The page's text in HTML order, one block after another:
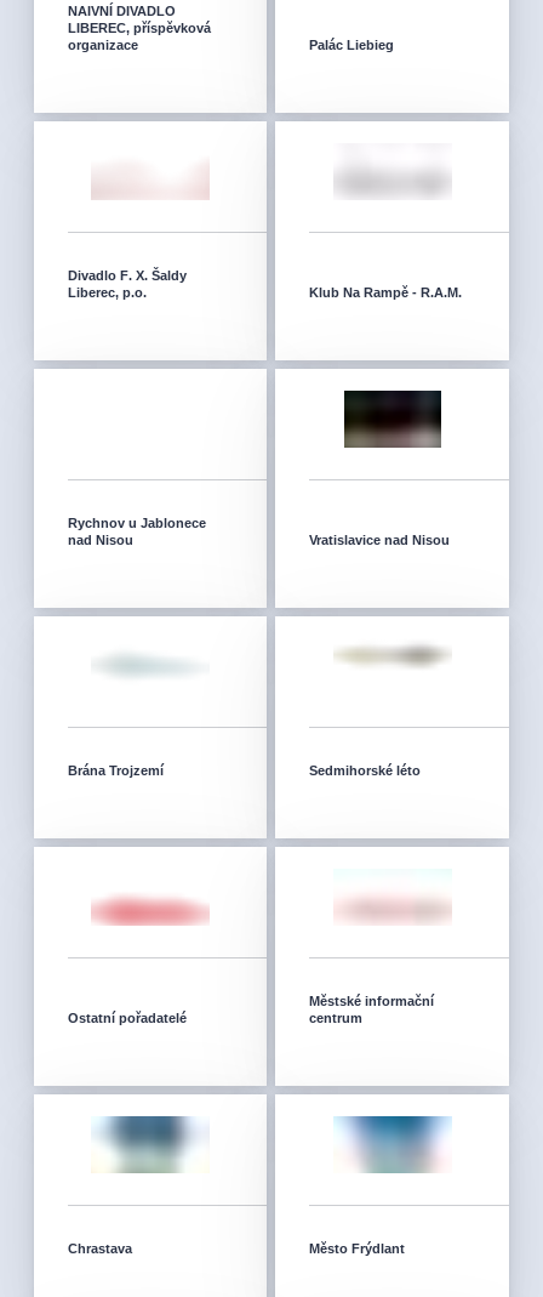
NAIVNÍ DIVADLO
LIBEREC, příspěvková
organizace
Palác Liebieg
Divadlo F. X. Šaldy
Liberec, p.o.
Klub Na Rampě - R.A.M.
Rychnov u Jablonece
nad Nisou
Vratislavice nad Nisou
Brána Trojzemí Sedmihorské léto
Ostatní pořadatelé
Městské informační
centrum
Chrastava Město Frýdlant